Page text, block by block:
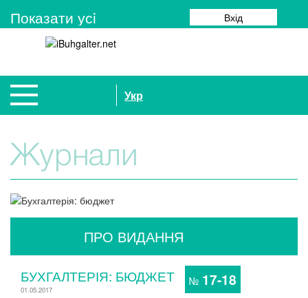
Показати усi Вхід
Укр
Журнали
ПРО ВИДАННЯ
БУХГАЛТЕРІЯ: БЮДЖЕТ
01.05.2017
№ 17-18